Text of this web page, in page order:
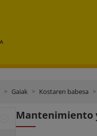
Gaiak Kostaren babesa
Mantenimiento